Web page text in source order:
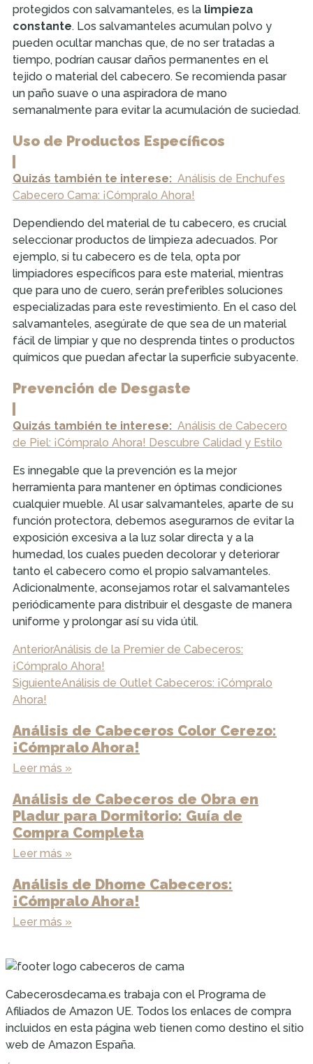
protegidos con salvamanteles, es la limpieza
constante. Los salvamanteles acumulan polvo y
pueden ocultar manchas que, de no ser tratadas a
tiempo, podrían causar daños permanentes en el
tejido o material del cabecero. Se recomienda pasar
un paño suave o una aspiradora de mano
semanalmente para evitar la acumulación de suciedad.
Uso de Productos Específicos
Quizás también te interese: Análisis de Enchufes
Cabecero Cama: ¡Cómpralo Ahora!
Dependiendo del material de tu cabecero, es crucial
seleccionar productos de limpieza adecuados. Por
ejemplo, si tu cabecero es de tela, opta por
limpiadores específicos para este material, mientras
que para uno de cuero, serán preferibles soluciones
especializadas para este revestimiento. En el caso del
salvamanteles, asegúrate de que sea de un material
fácil de limpiar y que no desprenda tintes o productos
químicos que puedan afectar la superficie subyacente.
Prevención de Desgaste
Quizás también te interese: Análisis de Cabecero
de Piel: ¡Cómpralo Ahora! Descubre Calidad y Estilo
Es innegable que la prevención es la mejor
herramienta para mantener en óptimas condiciones
cualquier mueble. Al usar salvamanteles, aparte de su
función protectora, debemos asegurarnos de evitar la
exposición excesiva a la luz solar directa y a la
humedad, los cuales pueden decolorar y deteriorar
tanto el cabecero como el propio salvamanteles.
Adicionalmente, aconsejamos rotar el salvamanteles
periódicamente para distribuir el desgaste de manera
uniforme y prolongar así su vida útil.
AnteriorAnálisis de la Premier de Cabeceros:
¡Cómpralo Ahora!
SiguienteAnálisis de Outlet Cabeceros: ¡Cómpralo
Ahora!
Análisis de Cabeceros Color Cerezo:
¡Cómpralo Ahora!
Leer más »
Análisis de Cabeceros de Obra en
Pladur para Dormitorio: Guía de
Compra Completa
Leer más »
Análisis de Dhome Cabeceros:
¡Cómpralo Ahora!
Leer más »
Cabecerosdecama.es trabaja con el Programa de
Afiliados de Amazon UE. Todos los enlaces de compra
incluidos en esta página web tienen como destino el sitio
web de Amazon España.